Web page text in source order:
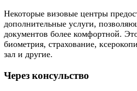
Некоторые визовые центры
дополнительные услуги,
документов более комфортной.
биометрия, страхование,
зал и другие.
Через консульство